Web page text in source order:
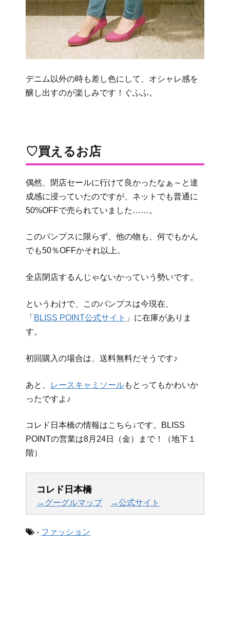
デニム以外の時も差し色にして、オシャレ感を
醸し出すのが楽しみです！ぐふふ。
♡買えるお店
偶然、閉店セールに行けて良かったなぁ～と達
成感に浸っていたのですが、ネットでも普通に
50%OFFで売られていました……。
このパンプスに限らず、他の物も、何でもかん
でも50％OFFかそれ以上。
全店閉店するんじゃないかっていう勢いです。
というわけで、このパンプスは今現在、
「 BLISS POINT公式サイト 」に在庫がありま
す。
初回購入の場合は、送料無料だそうです♪
あと、 レースキャミソールもとってもかわいか
ったですよ♪
コレド日本橋の情報はこちら↓です。BLISS
POINTの営業は8月24日（金）まで！（地下１
階）
コレド日本橋
→グーグルマップ →公式サイト
- ファッション